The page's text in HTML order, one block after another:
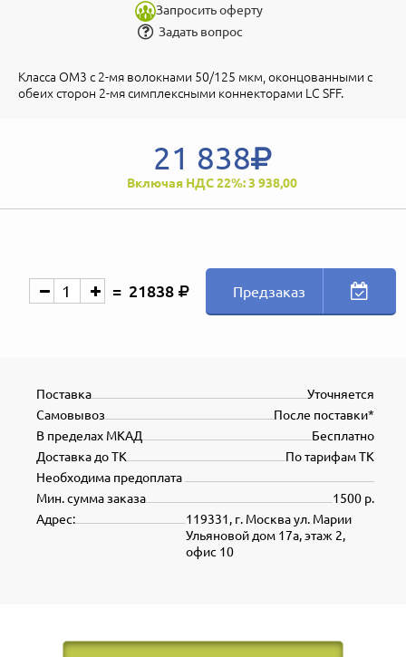
Запросить оферту
Задать вопрос
Класса OM3 с 2-мя волокнами 50/125 мкм, оконцованными с
обеих сторон 2-мя симплексными коннекторами LC SFF.
21 838
Включая НДС 22%: 3 938,00
21838 Предзаказ
Уточняется
Поставка
После поставки*
Самовывоз
Бесплатно
В пределах МКАД
По тарифам ТК
Доставка до ТК
Необходима предоплата
1500 р.
Мин. сумма заказа
119331, г. Москва ул. Марии
Ульяновой дом 17а, этаж 2,
офис 10
Адрес: